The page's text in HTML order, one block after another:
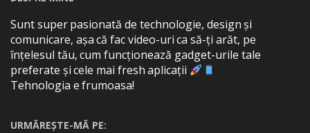
Sunt super pasionată de technologie, design și
comunicare, așa că fac video-uri ca să-ți arăt, pe
înțelesul tău, cum funcționează gadget-urile tale
preferate și cele mai fresh aplicații
Tehnologia e frumoasa!
URMĂREȘTE-MĂ PE: